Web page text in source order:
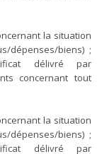
la situation
dépenses/biens) ;
délivré par
concernant tout
la situation
dépenses/biens) ;
délivré par